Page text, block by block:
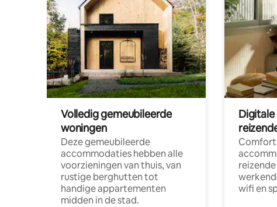
Volledig gemeubileerde
woningen
Deze gemeubileerde
accommodaties hebben alle
voorzieningen van thuis, van
rustige berghutten tot
handige appartementen
midden in de stad.
Digitale
wifi en